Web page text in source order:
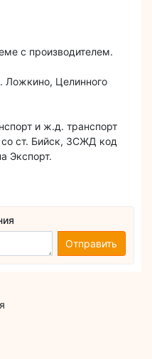
с производителем.
Ложкино, Целинного
и ж.д. транспорт
ст. Бийск, ЗСЖД код
Экспорт.
Отправить